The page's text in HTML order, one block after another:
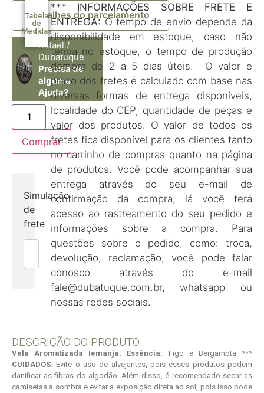
Detalhes do parcelamento
Rafael /
Dubatuque
Precisa de
alguma
Ajuda?
Comprar
Simulação
de
frete
Tabela
de
Medidas
*** INFORMAÇÕES SOBRE FRETE E
ENTREGA:O tempo de envio depende da
disponibilidade em estoque, caso não
tenha no estoque, o tempo de produção
demora de 2 a 5 dias úteis. O valor e
prazo dos fretes é calculado com base nas
diversas formas de entrega disponíveis,
localidade do CEP, quantidade de peças e
valor dos produtos. O valor de todos os
fretes fica disponível para os clientes tanto
no carrinho de compras quanto na página
de produtos. Você pode acompanhar sua
entrega através do seu e-mail de
confirmação da compra, lá você terá
acesso ao rastreamento do seu pedido e
informações sobre a compra. Para
questões sobre o pedido, como: troca,
devolução, reclamação, você pode falar
conosco através do e-mail
fale@dubatuque.com.br, whatsapp ou
nossas redes sociais.
DESCRIÇÃO DO PRODUTO
Vela Aromatizada Iemanja. Essência: Figo e Bergamota
***
CUIDADOS: Evite o uso de alvejantes, pois esses produtos podem
danificar as fibras do algodão. Além disso, é recomendado secar as
camisetas à sombra e evitar a exposição direta ao sol, pois isso pode